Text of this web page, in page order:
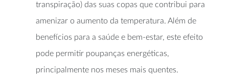
transpiração) das suas copas que contribui para
amenizar o aumento da temperatura. Além de
benefícios para a saúde e bem-estar, este efeito
pode permitir poupanças energéticas,
principalmente nos meses mais quentes.